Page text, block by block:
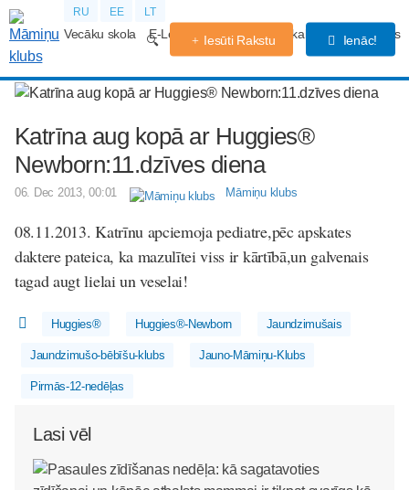
RU EE LT
Vecāku skola E-Lekcijas Grūtniecības kalendārs Forums
Iesūti Rakstu Ienāc!
Katrīna aug kopā ar Huggies®
Newborn:11.dzīves diena
06. Dec 2013, 00:01 Māmiņu klubs
08.11.2013. Katrīnu apciemoja pediatre,pēc apskates
daktere pateica, ka mazulītei viss ir kārtībā,un galvenais
tagad augt lielai un veselai!
Huggies® Huggies®-Newborn Jaundzimušais
Jaundzimušo-bēbīšu-klubs Jauno-Māmiņu-Klubs
Pirmās-12-nedēļas
Lasi vēl